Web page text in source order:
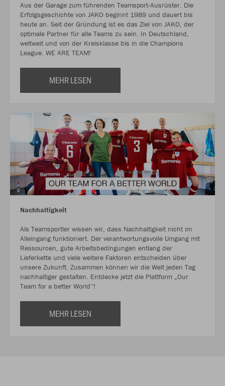
Aus der Garage zum führenden Teamsport-Ausrüster. Die
Erfolgsgeschichte von JAKO beginnt 1989 und dauert bis
heute an. Seit der Gründung ist es das Ziel von JAKO, der
optimale Partner für alle Teams zu sein. In Deutschland,
weltweit und von der Kreisklasse bis in die Champions
League. WE ARE TEAM!
MEHR LESEN
Nachhaltigkeit
Als Teamsportler wissen wir, dass Nachhaltigkeit nicht im
Alleingang funktioniert. Der verantwortungsvolle Umgang mit
Ressourcen, gute Arbeitsbedingungen entlang der
Lieferkette und viele weitere Faktoren entscheiden über
unsere Zukunft. Zusammen können wir die Welt jeden Tag
nachhaltiger gestalten. Entdecke jetzt die Plattform „Our
Team for a better World“!
MEHR LESEN